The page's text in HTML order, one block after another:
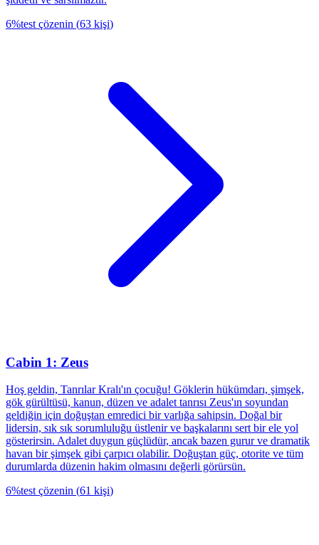
6%test çözenin (63 kişi)
Cabin 1: Zeus
Hoş geldin, Tanrılar Kralı'ın çocuğu! Göklerin hükümdarı, şimşek,
gök gürültüsü, kanun, düzen ve adalet tanrısı Zeus'ın soyundan
geldiğin için doğuştan emredici bir varlığa sahipsin. Doğal bir
lidersin, sık sık sorumluluğu üstlenir ve başkalarını sert bir ele yol
gösterirsin. Adalet duygun güçlüdür, ancak bazen gurur ve dramatik
havan bir şimşek gibi çarpıcı olabilir. Doğuştan güç, otorite ve tüm
durumlarda düzenin hakim olmasını değerli görürsün.
6%test çözenin (61 kişi)